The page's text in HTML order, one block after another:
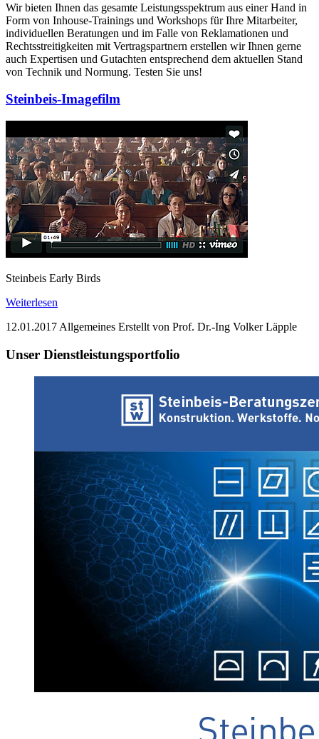
Wir bieten Ihnen das gesamte Leistungsspektrum aus einer Hand in
Form von Inhouse-Trainings und Workshops für Ihre Mitarbeiter,
individuellen Beratungen und im Falle von Reklamationen und
Rechtsstreitigkeiten mit Vertragspartnern erstellen wir Ihnen gerne
auch Expertisen und Gutachten entsprechend dem aktuellen Stand
von Technik und Normung. Testen Sie uns!
Steinbeis-Imagefilm
Steinbeis Early Birds
Weiterlesen
12.01.2017 Allgemeines Erstellt von Prof. Dr.-Ing Volker Läpple
Unser Dienstleistungsportfolio